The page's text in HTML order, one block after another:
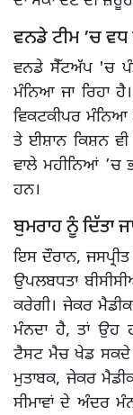
ਵਨਡੇ ਟੀਮ ’ਚ
ਵਨਡੇ ਸੈੱਟਅੱਪ 'ਚ ਪੰਤ
ਮੰਨਿਆ ਜਾ ਰਿਹਾ
ਵਿਕਟਕੀਪਰ
ਤੇ ਈਸ਼ਾਨ ਕਿਸ਼ਨ
ਵਾਲੇ ਮਹੀਨਿਆਂ ’ਚ
ਹਨ।
ਬੁਮਰਾਹ ਨੂੰ ਦਿੱਤਾ
ਇਸ ਦੌਰਾਨ,
ਉਪਲਬਧਤਾ
ਕਰੇਗੀ। ਜੇਕਰ
ਮੰਨਦਾ ਹੈ, ਤਾਂ ਉਹ
ਟੈਸਟ ਮੈਚ ਖੇਡ ਸਕਦੇ
ਮੁਤਾਬਕ, ਜੇਕਰ
ਸੀਮਾਵਾਂ ਦੇ ਅੰਦਰ